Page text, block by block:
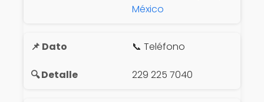
México
📞 Teléfono
229 225 7040